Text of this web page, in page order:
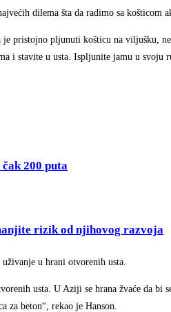
dilema šta da radimo sa košticom
pristojno pljunuti košticu na viljušku,
i stavite u usta. Ispljunite jamu u svoju
200 puta
rizik od njihovog razvoja
u hrani otvorenih usta.
usta. U Aziji se hrana žvaće da bi
za beton“, rekao je Hanson.